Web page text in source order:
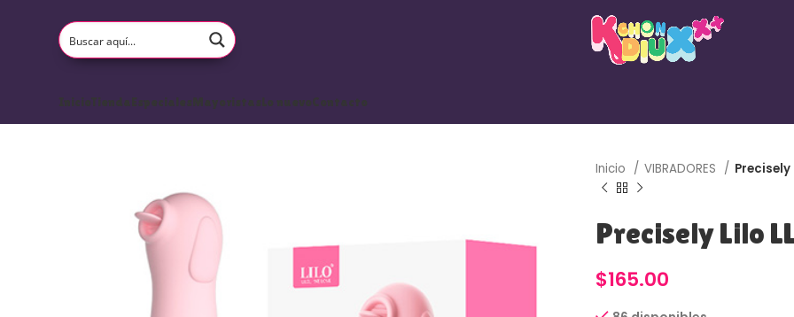
InicioTiendaEspecialesMayoristasLo nuevoContacto
Inicio VIBRADORES Precisely
Precisely Lilo
$165.00